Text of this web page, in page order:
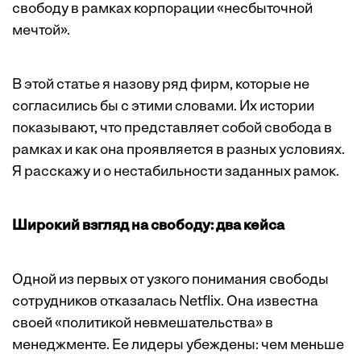
свободу в рамках корпорации «несбыточной
мечтой».
В этой статье я назову ряд фирм, которые не
согласились бы с этими словами. Их истории
показывают, что представляет собой свобода в
рамках и как она проявляется в разных условиях.
Я расскажу и о нестабильности заданных рамок.
Широкий взгляд на свободу: два кейса
Одной из первых от узкого понимания свободы
сотрудников отказалась Netflix. Она известна
своей «политикой невмешательства» в
менеджменте. Ее лидеры убеждены: чем меньше